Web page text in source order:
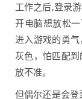
工作之后,登录
开电脑想放松
进入游戏的勇
灰色，怕匹配
放不准。
但偶尔还是会